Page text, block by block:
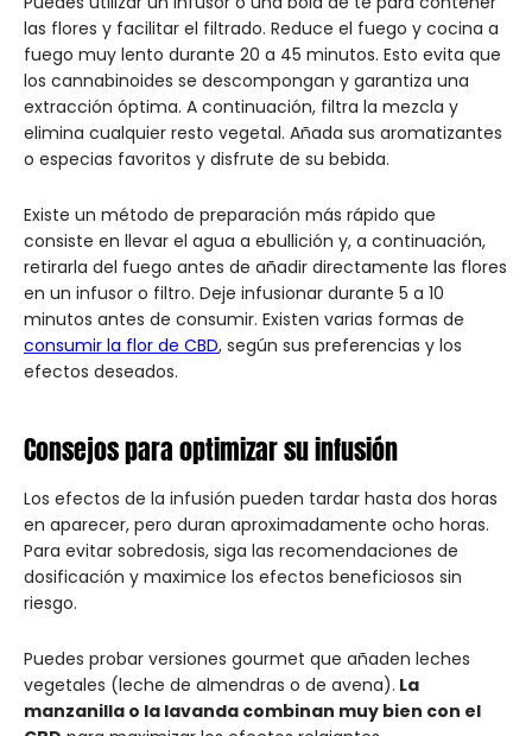
las flores y facilitar el filtrado. Reduce el fuego y cocina a
fuego muy lento durante 20 a 45 minutos. Esto evita que
los cannabinoides se descompongan y garantiza una
extracción óptima. A continuación, filtra la mezcla y
elimina cualquier resto vegetal. Añada sus aromatizantes
o especias favoritos y disfrute de su bebida.
Existe un método de preparación más rápido que
consiste en llevar el agua a ebullición y, a continuación,
retirarla del fuego antes de añadir directamente las flores
en un infusor o filtro. Deje infusionar durante 5 a 10
minutos antes de consumir. Existen varias formas de
consumir la flor de CBD, según sus preferencias y los
efectos deseados.
Consejos para optimizar su infusión
Los efectos de la infusión pueden tardar hasta dos horas
en aparecer, pero duran aproximadamente ocho horas.
Para evitar sobredosis, siga las recomendaciones de
dosificación y maximice los efectos beneficiosos sin
riesgo.
Puedes probar versiones gourmet que añaden leches
vegetales (leche de almendras o de avena). La
manzanilla o la lavanda combinan muy bien con el